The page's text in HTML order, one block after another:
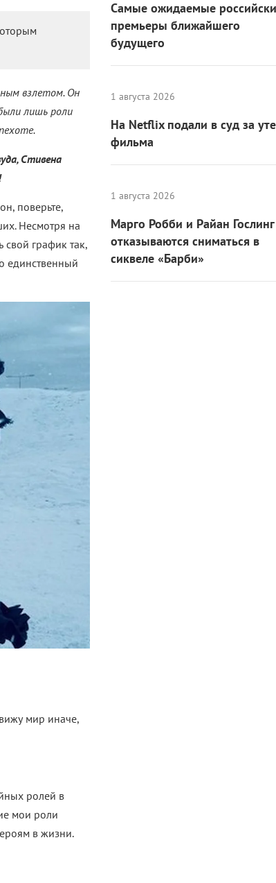
взлетом. Он
лишь роли
Стивена
поверьте,
Несмотря на
свой график так,
единственный
мир иначе,
ролей в
мои роли
в жизни.
Самые ожидаемые
премьеры ближайшего
будущего
1 августа 2026
На Netflix подали в суд за
фильма
1 августа 2026
Марго Робби и Райан Гослинг
отказываются сниматься в
сиквеле «Барби»